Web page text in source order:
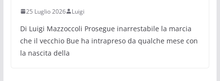
25 Luglio 2026 Luigi
Di Luigi Mazzoccoli Prosegue inarrestabile la marcia
che il vecchio Bue ha intrapreso da qualche mese con
la nascita della